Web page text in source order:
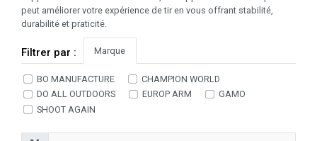
peut améliorer votre expérience de tir en vous offrant stabilité,
durabilité et praticité.
Filtrer par : Marque
BO MANUFACTURE
CHAMPION WORLD
DO ALL OUTDOORS
EUROP ARM
GAMO
SHOOT AGAIN